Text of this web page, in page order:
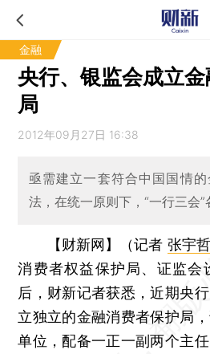
金融
央行、银监会成立
局
2012年09月27日 16:38
亟需建立一套符合中国国情
法，在统一原则下，“一行三会
【财新网】（记者 张宇哲
消费者权益保护局、证监会
后，财新记者获悉，近期央
立独立的金融消费者保护局
单位，配备一正一副两个主